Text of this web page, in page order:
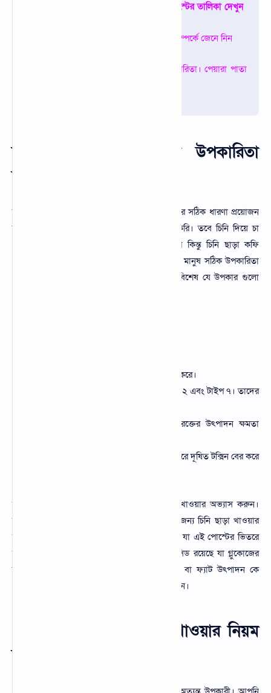
আপনার পছন্দ হতে পারে এমন আরো পোস্টের তালিকা দেখুন
খেজুরের ১৫টি উপকারিতা ও অপকারিতা সম্পর্কে জেনে নিন
পেয়ারা পাতার ১৫টি উপকারিতা ও অপকারিতা। পেয়ারা পাতা
চিনি ছাড়া কফি খাওয়ার উপকারিতা
চিনি ছাড়া কফি খাওয়ার উপকারিতা সম্পর্কে আমাদের সঠিক ধারণা প্রয়োজন
কারণ আমরা অনেকে চিনি দিয়ে চা খেতে পছন্দ করি। তবে চিনি দিয়ে চা
খাওয়ার ফলে শরীরের ক্ষতির প্রভাব থাকতে পারে কিন্তু চিনি ছাড়া কফি
খাওয়ার মাধ্যমে এর কোন প্রভাব থাকে না। একজন মানুষ সঠিক উপকারিতা
পাওয়ার জন্য চিনি ছাড়া কফি খেতে পারে। এতে বিশেষ যে উপকার গুলো
শরীরে অতিরিক্ত ওজন নিয়ন্ত্রণ করতে সাহায্য করে।
যাদের ডায়াবেটিকস রয়েছে বিশেষ করে টাইপ ২ এবং টাইপ ৭। তাদের
লিভারের কার্যক্ষমতা বৃদ্ধি করে পাশাপাশি রক্তের উৎপাদন ক্ষমতা
শরীরের রোগ প্রতিরোধ ক্ষমতা বৃদ্ধি করে। শরীরে দূষিত টক্সিন বের করে
তাই আপনি সঠিক উপকারিতা পাওয়ার জন্য কফি খাওয়ার অভ্যাস করুন।
তবে চিনি ছাড়া কফি খাওয়ার উপকারিতা পাওয়ার জন্য চিনি ছাড়া খাওয়ার
অভ্যাস করুন। এতে বিশেষ কিছু উপকারিতা পাবেন যা এই পোস্টের ভিতরে
আলোচনা করা হয়েছে। কফির মধ্যে ক্লোজেনিক এসিড রয়েছে যা গ্লুকোজের
উৎপাদন ক্ষমতা কমায় এবং শরীরে অতিরিক্ত চর্বি বা ফ্যাট উৎপাদন কে
প্রতিরোধ করে। তাই আপনি নিয়মিত কফি খেতে পারেন।
ওজন কমাতে ব্ল্যাক কফি খাওয়ার নিয়ম